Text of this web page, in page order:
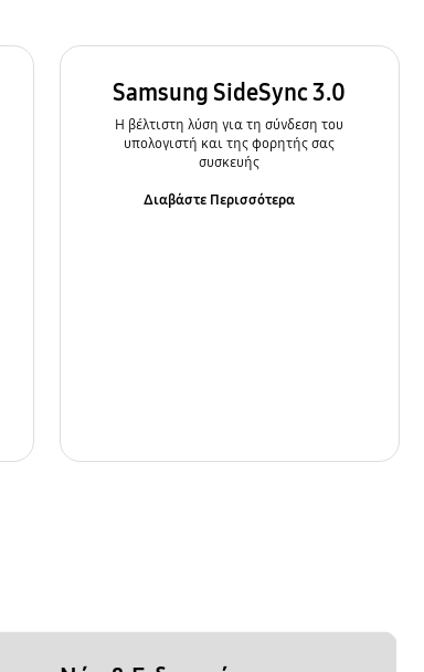
Samsung SideSync 3.0
Η βέλτιστη λύση για τη σύνδεση του
υπολογιστή και της φορητής σας
συσκευής
Διαβάστε Περισσότερα